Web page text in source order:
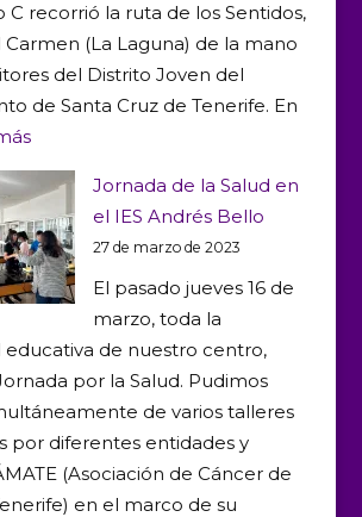
C recorrió la ruta de los Sentidos,
Carmen (La Laguna) de la mano
del Distrito Joven del
de Santa Cruz de Tenerife. En
:
Ruta
de
los
Sentidos
con
Joven
Jornada de la Salud en
el IES Andrés Bello
27 de marzo de 2023
El pasado jueves 16 de
marzo, toda la
de nuestro centro,
por la Salud. Pudimos
de varios talleres
por diferentes entidades y
(Asociación de Cáncer de
en el marco de su